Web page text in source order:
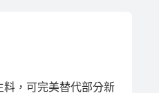
，可完美替代部分新